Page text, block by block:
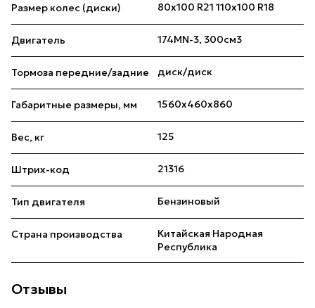
Размер колес (диски) 80х100 R21 110х100 R18
Двигатель 174MN-3, 300см3
Тормоза передние/задние диск/диск
Габаритные размеры, мм 1560x460x860
Вес, кг 125
Штрих-код 21316
Тип двигателя Бензиновый
Страна производства
Китайская Народная
Республика
Отзывы